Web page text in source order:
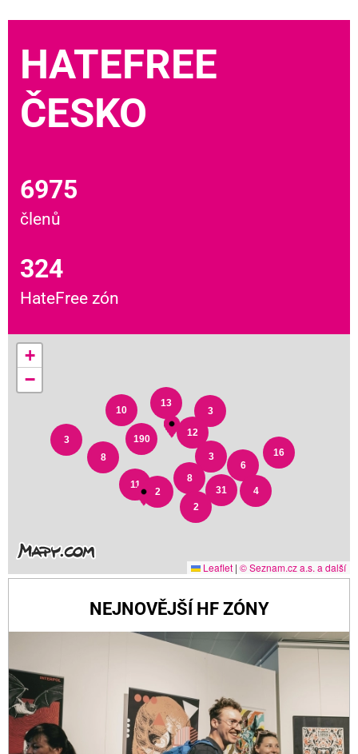
HATEFREE
ČESKO
6975
členů
324
HateFree zón
3
2
16
2
6
4
8
31
3
3
13
12
10
8
11
190
+
−
Leaflet | © Seznam.cz a.s. a další
NEJNOVĚJŠÍ HF ZÓNY